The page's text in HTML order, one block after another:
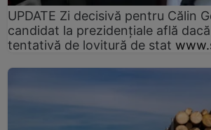
UPDATE Zi decisivă pentru Călin
candidat la prezidențiale află
tentativă de lovitură de stat